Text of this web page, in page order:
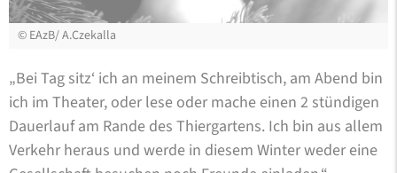
© EAzB/ A.Czekalla
„Bei Tag sitz‘ ich an meinem Schreibtisch, am Abend bin
ich im Theater, oder lese oder mache einen 2 stündigen
Dauerlauf am Rande des Thiergartens. Ich bin aus allem
Verkehr heraus und werde in diesem Winter weder eine